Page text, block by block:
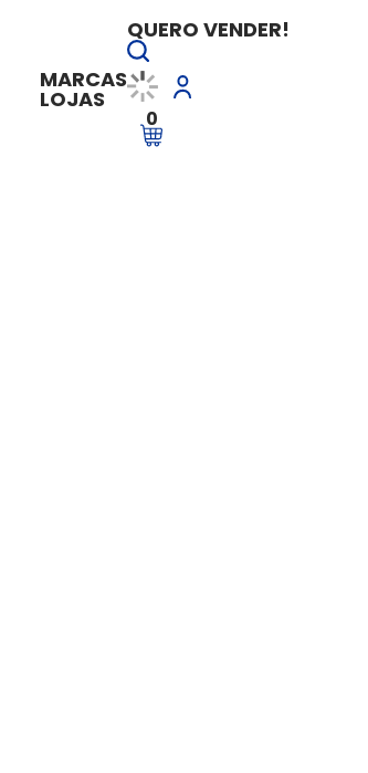
MARCAS
LOJAS
QUERO VENDER!
0
a pesquisa com outro termo.